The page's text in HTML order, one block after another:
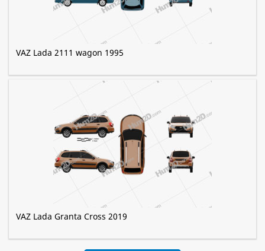
VAZ Lada 2111 wagon 1995
VAZ Lada Granta Cross 2019